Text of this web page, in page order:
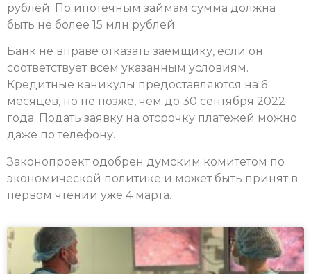
рублей. По ипотечным займам сумма должна
быть не более 15 млн рублей.
Банк не вправе отказать заёмщику, если он
соответствует всем указанным условиям.
Кредитные каникулы предоставляются на 6
месяцев, но не позже, чем до 30 сентября 2022
года. Подать заявку на отсрочку платежей можно
даже по телефону.
Законопроект одобрен думским комитетом по
экономической политике и может быть принят в
первом чтении уже 4 марта.